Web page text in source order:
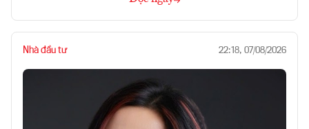
Nhà đầu tư 22:18, 07/08/2026